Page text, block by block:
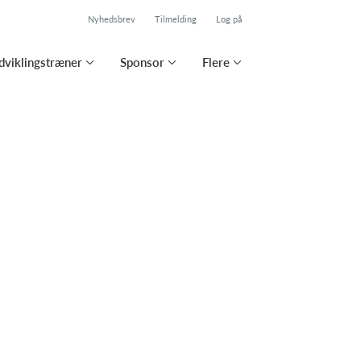
Nyhedsbrev Tilmelding Log på
Sponsor Flere